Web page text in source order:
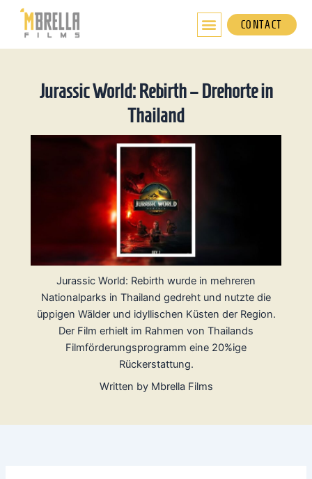
springen
CONTACT
Jurassic World: Rebirth – Drehorte in
Thailand
Jurassic World: Rebirth wurde in mehreren
Nationalparks in Thailand gedreht und nutzte die
üppigen Wälder und idyllischen Küsten der Region.
Der Film erhielt im Rahmen von Thailands
Filmförderungsprogramm eine 20%ige
Rückerstattung.
Written by Mbrella Films